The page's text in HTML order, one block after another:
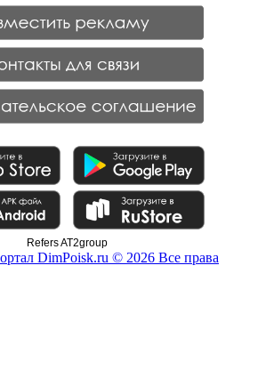
Refers AT2group
DimPoisk.ru © 2026 Все права